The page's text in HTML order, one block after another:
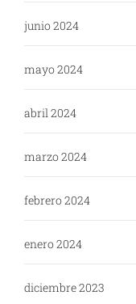
junio 2024
mayo 2024
abril 2024
marzo 2024
febrero 2024
enero 2024
diciembre 2023